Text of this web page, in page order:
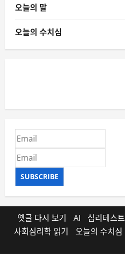
오늘의 말
오늘의 수치심
SUBSCRIBE
옛글 다시 보기 AI 심리테스트
사회심리학 읽기
오늘의 수치심